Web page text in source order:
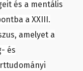
és a mentális
a XXIII.
amelyet a
és